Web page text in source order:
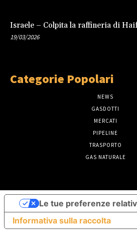
Israele – Colpita la raffineria di
19/03/2026
Categorie Popolari
NEWS
GASDOTTI
MERCATI
PIPELINE
TRASPORTO
GAS NATURALE
Informativa sulla raccolta
Le tue preferenze